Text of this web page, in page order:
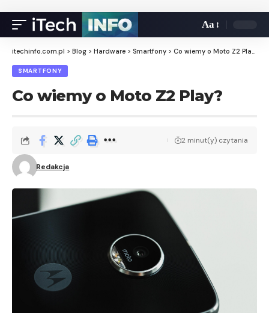
Aa
itechinfo.com.pl > Blog > Hardware > Smartfony > Co wiemy o Moto Z2 Play?
SMARTFONY
Co wiemy o Moto Z2 Play?
Redakcja
2 minut(y) czytania